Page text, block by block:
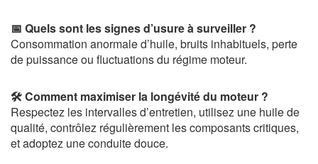
📅 Quels sont les signes d’usure à surveiller ?
Consommation anormale d’huile, bruits inhabituels, perte
de puissance ou fluctuations du régime moteur.
🛠️ Comment maximiser la longévité du moteur ?
Respectez les intervalles d’entretien, utilisez une huile de
qualité, contrôlez régulièrement les composants critiques,
et adoptez une conduite douce.